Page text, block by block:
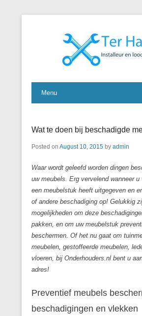
J. Ter Haak
Menu
Wat te doen bij beschadigde
Posted on August 10, 2015 by admin
Waar wordt geleefd worden dingen
uw meubels. Erg vervelend wanneer u
een meubelstuk heeft uitgegeven en
of andere beschadiging op! Gelukkig
mogelijkheden om deze
pakken, en om uw meubelstuk
beschermen. Of het nu gaat om
meubelen, gestoffeerde meubelen,
vloeren, bij Onderhouders.nl bent u
adres!
Preventief meubels
beschadigingen en vlekken